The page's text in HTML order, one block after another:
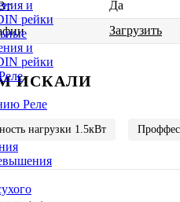
и
рейки
Реле
Да
Загрузить
ИСКАЛИ
нагрузки 1.5кВт